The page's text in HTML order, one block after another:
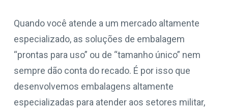
Quando você atende a um mercado altamente
especializado, as soluções de embalagem
“prontas para uso” ou de “tamanho único” nem
sempre dão conta do recado. É por isso que
desenvolvemos embalagens altamente
especializadas para atender aos setores militar,